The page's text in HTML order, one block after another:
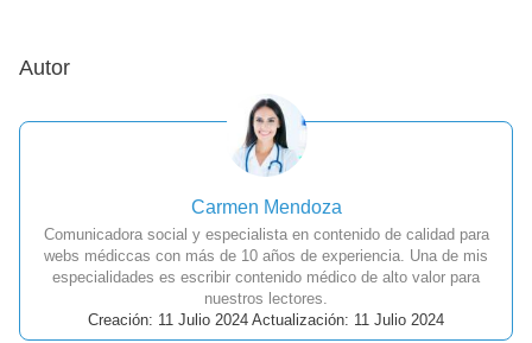
Autor
Carmen Mendoza
Comunicadora social y especialista en contenido de calidad para
webs médiccas con más de 10 años de experiencia. Una de mis
especialidades es escribir contenido médico de alto valor para
nuestros lectores.
Creación: 11 Julio 2024 Actualización: 11 Julio 2024